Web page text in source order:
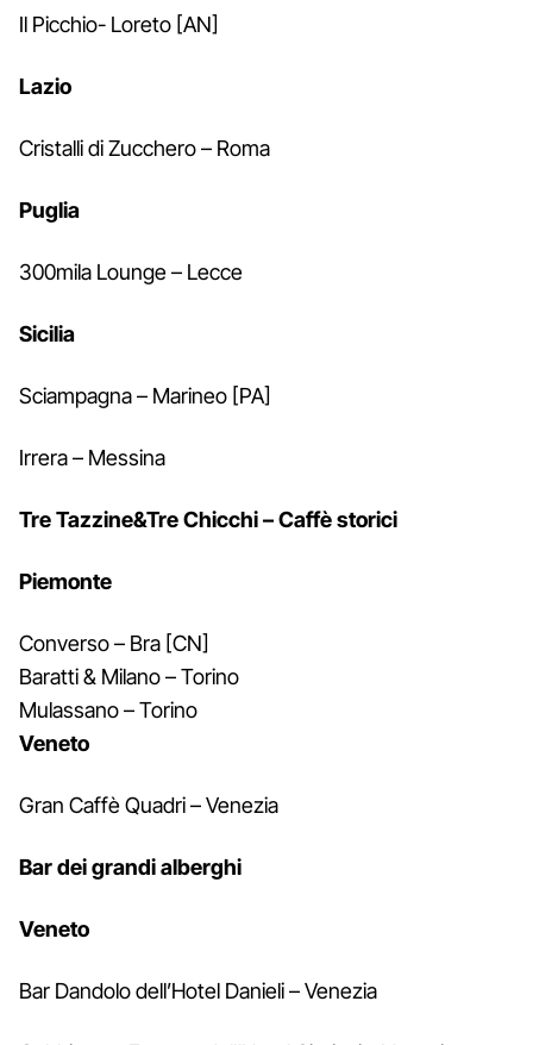
Il Picchio- Loreto [AN]
Lazio
Cristalli di Zucchero – Roma
Puglia
300mila Lounge – Lecce
Sicilia
Sciampagna – Marineo [PA]
Irrera – Messina
Tre Tazzine&Tre Chicchi – Caffè storici
Piemonte
Converso – Bra [CN]
Baratti & Milano – Torino
Mulassano – Torino
Veneto
Gran Caffè Quadri – Venezia
Bar dei grandi alberghi
Veneto
Bar Dandolo dell’Hotel Danieli – Venezia